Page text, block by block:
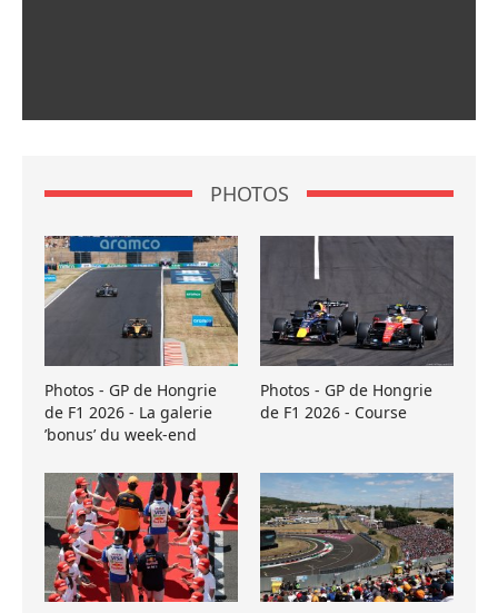
PHOTOS
Photos - GP de Hongrie
de F1 2026 - La galerie
’bonus’ du week-end
Photos - GP de Hongrie
de F1 2026 - Course